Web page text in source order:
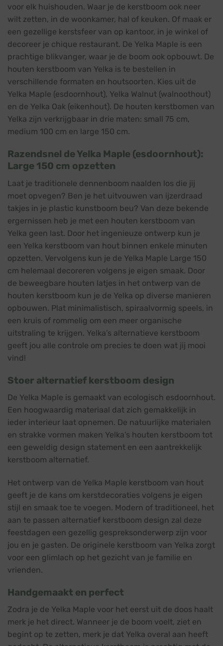
voor elk huishouden. Waar je de kerstboom ook neer
wilt zetten, in de woonkamer, hal of keuken. Of maak er
een gezellige kerstsfeer van op kantoor, in je winkel of
decoreer je chique restaurant. De Yelka Maple is een
prachtige blikvanger, waar je de boom ook opbouwt. De
houten kerstboom van Yelka is te bestellen in
verschillende formaten en houtsoorten. Kies uit de
Yelka Maple (esdoornhout), Yelka Walnut (walnoothout)
en de Yelka Oak (eikenhout). De houten kerstbomen van
Yelka zijn verkrijgbaar in drie maten: small 75 cm,
medium 100 cm en large 150 cm.
Razendsnel de Yelka Maple (esdoornhout):
Large 150 cm opzetten
Laat je traditionele dennenboom naalden los die jij
moet opvegen? Ben je het uitvouwen van ijzerdraad
takjes in je plastic kunstboom beu? Van deze bekende
ergernissen heb je met een houten kerstboom van
Yelka geen last. Door het ingenieuze ontwerp kun je
een Yelka kerstboom van hout binnen enkele minuten
opzetten. Vervolgens kun je de Yelka Maple Large 150
cm helemaal decoreren volgens je eigen smaak. Door
de beweegbare houten latjes in het ontwerp van de
houten kerstboom kun je de Yelka op diverse manieren
opbouwen. Plat minimalistisch, spiraalvormig speels, in
een kruis of rommelig om een meer organische
uitstraling te krijgen. Yelka’s alternatieve kerstboom
geeft jou alle controle om precies te doen wat jij mooi
vind!
Stoer alternatief kerstboom design
De Yelka Maple is gemaakt van ecologisch esdoornhout.
Een hoogwaardig materiaal dat zich gemakkelijk in
ieder interieur laat opnemen. De natuurlijke materialen
en strakke vormen maken Yelka’s houten kerstboom tot
een geweldig design statement en een aantrekkelijk
kerstboom alternatief.
Het ontwerp van de Yelka Maple kerstboom van hout
geeft je de kans om kerstdecoraties volgens je eigen
stijl en smaak toe te voegen. Modern of traditioneel, het
aan te passen alternatief kerstboom design zal deze
feestdagen een gezellig gespreksonderwerp zijn voor
jou en je gasten. De originele kerstboom van Yelka zorgt
voor een glimlach op het gezicht van je familie en
vrienden.
Handgemaakt en perfect
Zodra je de Yelka Maple voor het eerst uit de doos haalt
merk je het direct. Wanneer je de boom voelt, ziet en
begint op te zetten, merk je dat Yelka overal aan heeft